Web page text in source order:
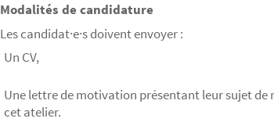
Modalités de candidature
Les candidat·e·s doivent envoyer :
Un CV,
Une lettre de motivation présentant leur sujet
cet atelier.